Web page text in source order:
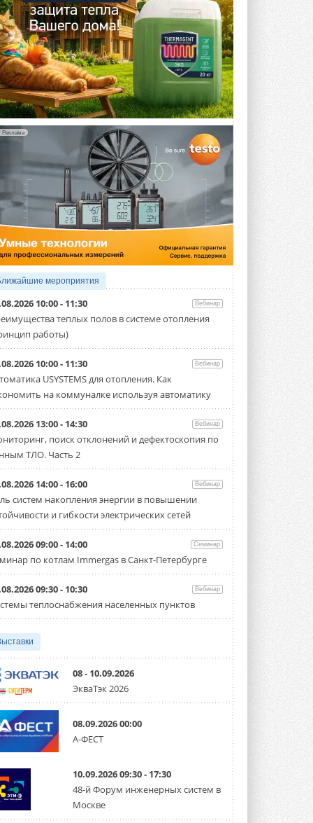
объединяющую солнечную и
геотермальную энергию
Природосберегающие технологии ...
ВЧЕРА
Для Арктики создали
технологию защиты
ветрогенераторов от аварий
Разработка учитывает влияние
мерзлоты, обледенения и снеговых ...
ВЧЕРА
Гибридный тепловой насос PV/T
с одним общим испарителем
Исследователи предложили
конструкцию двухисточникового ...
5 АВГУСТА 2026
21-й ежегодный форум
«ЦОД-2026»
Мероприятие пройдет 2-3 сентября в
отеле Radisson Slavyanskaya. Форум
посетит более двух тысяч участников ...
5 АВГУСТА 2026
Китайская Shenling представила
«воздух-вода» на R290
Серия ThermaX R290 All-In-One
включает три модели ...
Тепловые насосы в связке с
солнечной генерацией и
накопителем снижают
потребление на 60%
Исследователи из Италии установили ...
4 АВГУСТА 2026
«РУСКЛИМАТ Fest 2026» в Уфе
собрал свыше 700 профи
климатической отрасли
Организатором выступил торгово-
производственный холдинг ...
«Датарк» испытал модульный
ЦОД с плотностью 54 кВт на
стойку
Испытания прошли на собственной
производственной площадке и были ...
3 АВГУСТА 2026
систему DVM на R32
Линейка включает семь типоразмеров
производительностью от 22,4 до 56 кВт.
Суммарная длина трубопроводов ...
3 АВГУСТА 2026
«СиСофт Девелопмент» подвел
итоги конкурса студенческих
стартует уже в сентябре 2026 года ...
3 АВГУСТА 2026
«Русклимат» укрепляет
Реклама
мероприятия
10:00 - 11:30 Вебинар
теплых полов в системе отопления
работы)
10:00 - 11:30 Вебинар
USYSTEMS для отопления. Как
на коммуналке используя автоматику
13:00 - 14:30 Вебинар
поиск отклонений и дефектоскопия по
ТЛО. Часть 2
14:00 - 16:00 Вебинар
систем накопления энергии в повышении
и гибкости электрических сетей
09:00 - 14:00 Семинар
по котлам Immergas в Санкт-Петербурге
09:30 - 10:30 Вебинар
теплоснабжения населенных пунктов
08 - 10.09.2026
ЭкваТэк 2026
08.09.2026 00:00
А-ФЕСТ
10.09.2026 09:30 - 17:30
48-й Форум инженерных систем в
Москве